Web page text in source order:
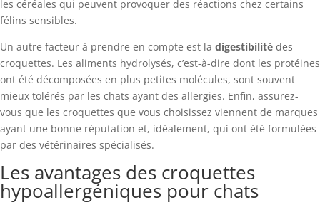
les céréales qui peuvent provoquer des réactions chez certains
félins sensibles.
Un autre facteur à prendre en compte est la digestibilité des
croquettes. Les aliments hydrolysés, c’est-à-dire dont les protéines
ont été décomposées en plus petites molécules, sont souvent
mieux tolérés par les chats ayant des allergies. Enfin, assurez-
vous que les croquettes que vous choisissez viennent de marques
ayant une bonne réputation et, idéalement, qui ont été formulées
par des vétérinaires spécialisés.
Les avantages des croquettes
hypoallergéniques pour chats